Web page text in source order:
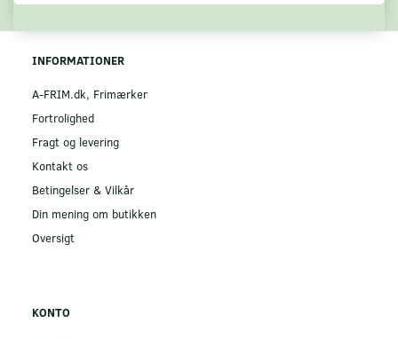
INFORMATIONER
A-FRIM.dk, Frimærker
Fortrolighed
Fragt og levering
Kontakt os
Betingelser & Vilkår
Din mening om butikken
Oversigt
KONTO